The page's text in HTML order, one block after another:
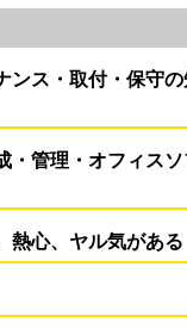
ンス・取付・保守
管理・オフィス
熱心、ヤル気がある